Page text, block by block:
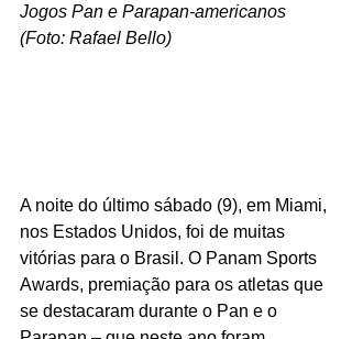
Jogos Pan e Parapan-americanos
(Foto: Rafael Bello)
A noite do último sábado (9), em Miami,
nos Estados Unidos, foi de muitas
vitórias para o Brasil. O Panam Sports
Awards, premiação para os atletas que
se destacaram durante o Pan e o